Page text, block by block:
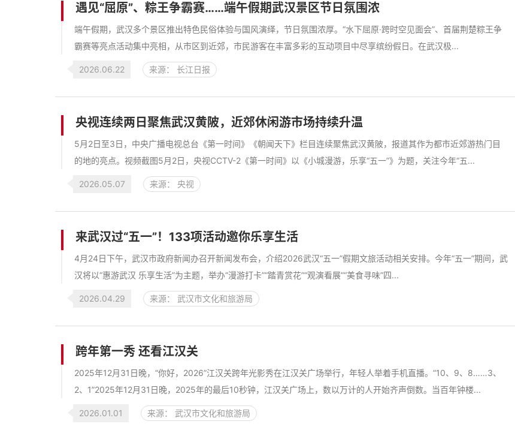
遇见“屈原”、粽王争霸赛……端午假期武汉景区节日氛围浓
端午假期，武汉多个景区推出特色民俗体验与国风演绎，节日氛围浓厚。“水下屈原·跨时空见面会”、首届荆楚粽王争
霸赛等亮点活动集中亮相，从市区到近郊，市民游客在丰富多彩的互动项目中尽享缤纷假日。在武汉极...
2026.06.22 来源： 长江日报
央视连续两日聚焦武汉黄陂，近郊休闲游市场持续升温
5月2日至3日，中央广播电视总台《第一时间》《朝闻天下》栏目连续聚焦武汉黄陂，报道其作为都市近郊游热门目
的地的亮点。视频截图5月2日，央视CCTV-2《第一时间》以《小城漫游，乐享“五一”》为题，关注今年“五...
2026.05.07 来源： 央视
来武汉过“五一”！133项活动邀你乐享生活
4月24日下午，武汉市政府新闻办召开新闻发布会，介绍2026武汉“五一”假期文旅活动相关安排。今年“五一”期间，武
汉将以“惠游武汉 乐享生活”为主题，举办“漫游打卡”“踏青赏花”“观演看展”“美食寻味”四...
2026.04.29 来源： 武汉市文化和旅游局
跨年第一秀 还看江汉关
2025年12月31日晚，“你好，2026”江汉关跨年光影秀在江汉关广场举行，年轻人举着手机直播。“10、9、8……3、
2、1”2025年12月31日晚，2025年的最后10秒钟，江汉关广场上，数以万计的人开始齐声倒数。当百年钟楼...
2026.01.01 来源： 武汉市文化和旅游局